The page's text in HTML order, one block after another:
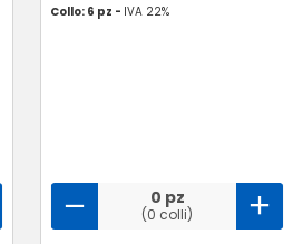
Collo: 6 pz - IVA 22%
0 pz
(0 colli)